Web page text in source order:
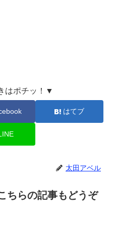
はポチッ！▼
はてブ
太田アベル
ちらの記事もどうぞ